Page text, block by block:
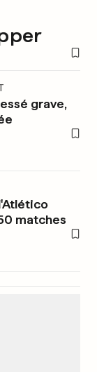
grave,
matches